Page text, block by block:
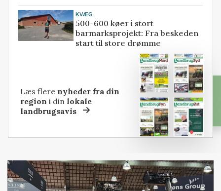
KVÆG
500-600 køer i stort
barmarksprojekt: Fra beskeden
start til store drømme
Læs flere nyheder fra din
region i dinlokale
landbrugsavis